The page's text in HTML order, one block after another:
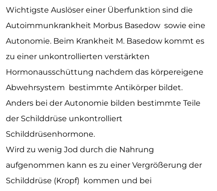
Wichtigste Auslöser einer Überfunktion sind die
Autoimmunkrankheit Morbus Basedow sowie eine
Autonomie. Beim Krankheit M. Basedow kommt es
zu einer unkontrollierten verstärkten
Hormonausschüttung nachdem das körpereigene
Abwehrsystem bestimmte Antikörper bildet.
Anders bei der Autonomie bilden bestimmte Teile
der Schilddrüse unkontrolliert
Schilddrüsenhormone.
Wird zu wenig Jod durch die Nahrung
aufgenommen kann es zu einer Vergrößerung der
Schilddrüse (Kropf) kommen und bei